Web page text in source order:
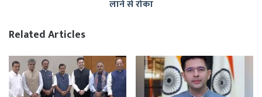
रोका
लाने से रोका
Related Articles